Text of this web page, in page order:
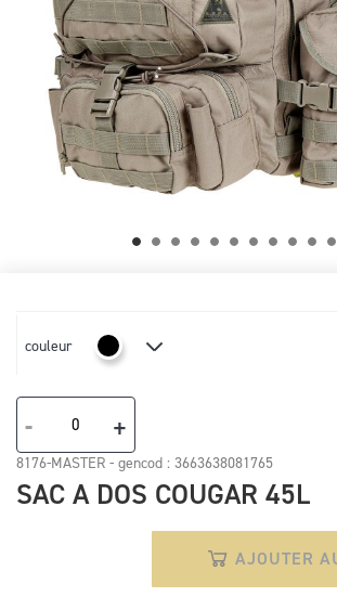
couleur
- +
8176-MASTER - gencod : 3663638081765
SAC A DOS COUGAR 45L
AJOUTER
beginning
gallery